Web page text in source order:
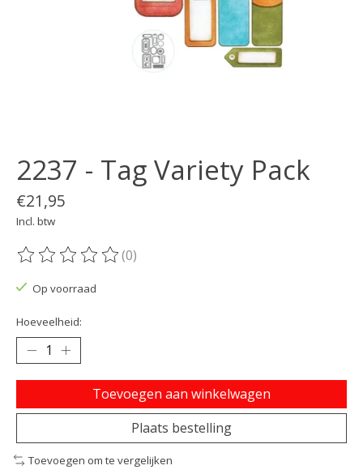
2237 - Tag Variety Pack
€21,95
Incl. btw
De beoordeling van dit product is
(0)
Op voorraad
Hoeveelheid:
Toevoegen aan winkelwagen
Plaats bestelling
Toevoegen om te vergelijken